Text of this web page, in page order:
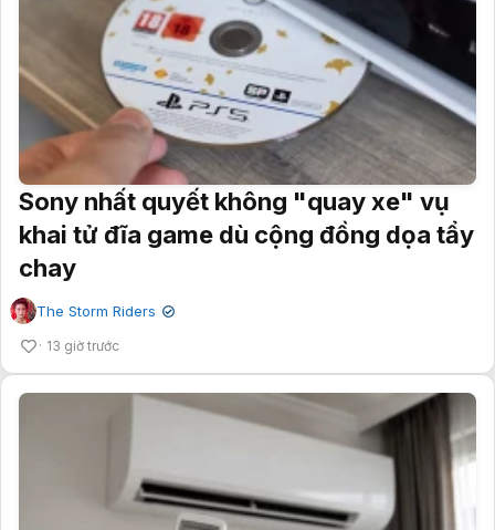
Sony nhất quyết không "quay xe" vụ
khai tử đĩa game dù cộng đồng dọa tẩy
chay
The Storm Riders ✔
13 giờ trước